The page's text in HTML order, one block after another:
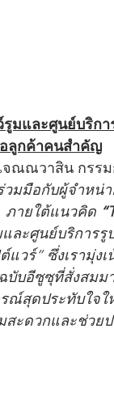
รูมและศูนย์บริกา
อลูกค้าคนสำคัญ
ณณวาสิน กรรม
วมมือกับผู้จำหน่
ภายใต้แนวคิด
ละศูนย์บริการ
แวร์” ซึ่งเรามุ่
บอีซูซุที่สั่งสมม
รณ์สุดประทับใจ
สะดวกและช่วย